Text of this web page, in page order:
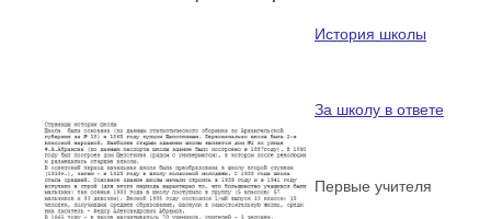
История школы
За школу в ответе
Первые учителя